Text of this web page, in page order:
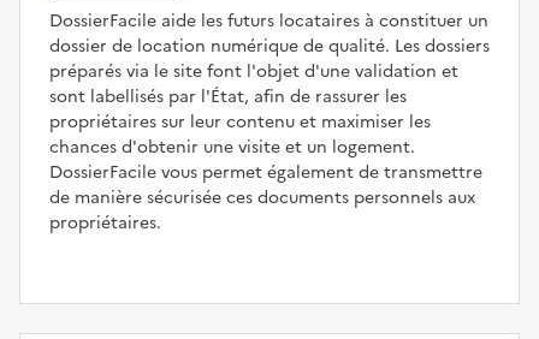
DossierFacile aide les futurs locataires à constituer un
dossier de location numérique de qualité. Les dossiers
préparés via le site font l'objet d'une validation et
sont labellisés par l'État, afin de rassurer les
propriétaires sur leur contenu et maximiser les
chances d'obtenir une visite et un logement.
DossierFacile vous permet également de transmettre
de manière sécurisée ces documents personnels aux
propriétaires.